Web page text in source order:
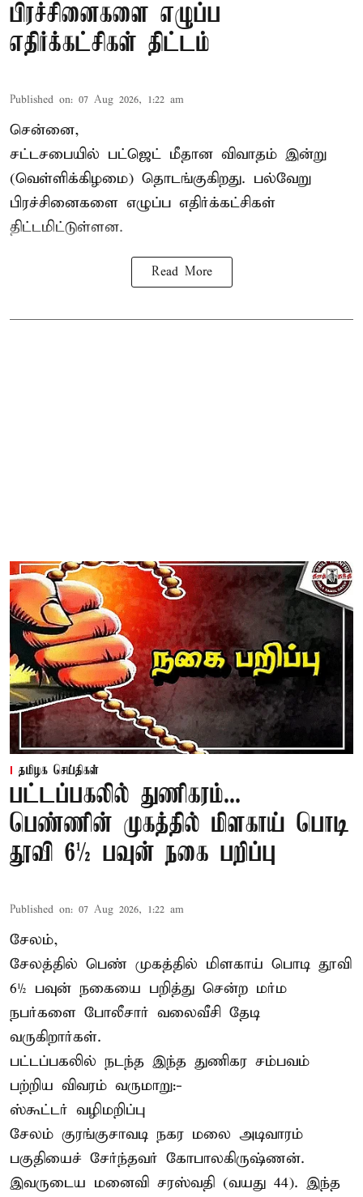
பிரச்சினைகளை எழுப்ப
எதிர்க்கட்சிகள் திட்டம்
Published on: 07 Aug 2026, 1:22 am
சென்னை,
சட்டசபையில் பட்ஜெட் மீதான விவாதம் இன்று
(வெள்ளிக்கிழமை) தொடங்குகிறது. பல்வேறு
பிரச்சினைகளை எழுப்ப எதிர்க்கட்சிகள்
திட்டமிட்டுள்ளன.
Read More
தமிழக செய்திகள்
பட்டப்பகலில் துணிகரம்...
பெண்ணின் முகத்தில் மிளகாய் பொடி
தூவி 6½ பவுன் நகை பறிப்பு
Published on: 07 Aug 2026, 1:22 am
சேலம்,
சேலத்தில் பெண் முகத்தில் மிளகாய் பொடி தூவி
6½ பவுன் நகையை பறித்து சென்ற மர்ம
நபர்களை போலீசார் வலைவீசி தேடி
வருகிறார்கள்.
பட்டப்பகலில் நடந்த இந்த துணிகர சம்பவம்
பற்றிய விவரம் வருமாறு:-
ஸ்கூட்டர் வழிமறிப்பு
சேலம் குரங்குசாவடி நகர மலை அடிவாரம்
பகுதியைச் சேர்ந்தவர் கோபாலகிருஷ்ணன்.
இவருடைய மனைவி சரஸ்வதி (வயது 44). இந்த